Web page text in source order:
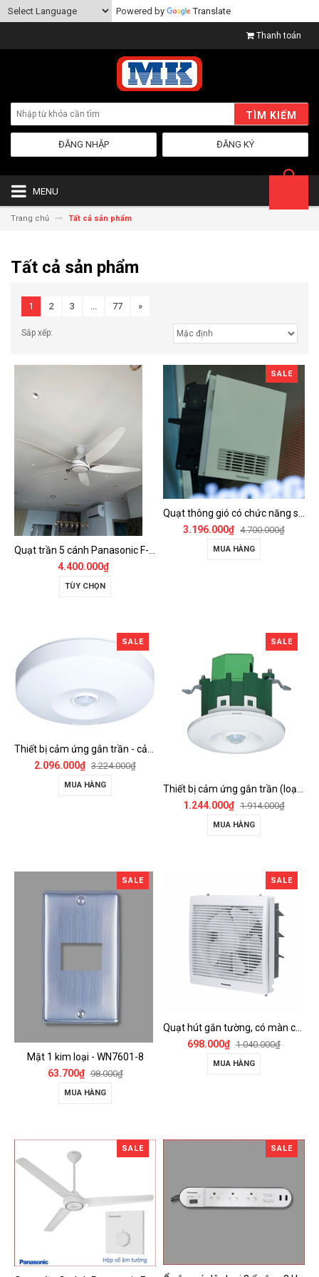
Powered by Translate
Thanh toán
TÌM KIẾM
ĐĂNG KÝ
ĐĂNG NHẬP
MENU
Trang chủ Tất cả sản phẩm
Tất cả sản phẩm
Sắp xếp:
1 2 3 ... 77 »
4.400.000₫
TÙY CHỌN
SALE
Quạt thông gió có chức năng sưởi ấm, dùng cho phòng tắm - FV-30BZ1
3.196.000₫ 4.700.000₫
MUA HÀNG
SALE
2.096.000₫ 3.224.000₫
MUA HÀNG
SALE
1.244.000₫ 1.914.000₫
MUA HÀNG
SALE
Mặt 1 kim loại - WN7601-8
63.700₫ 98.000₫
MUA HÀNG
SALE
698.000₫ 1.040.000₫
MUA HÀNG
SALE SALE